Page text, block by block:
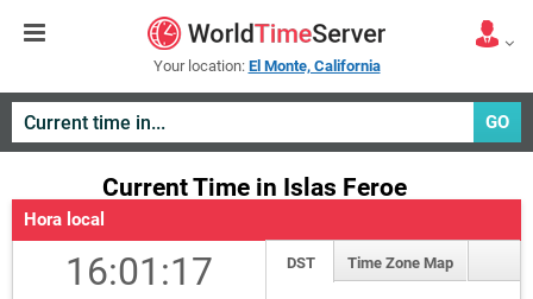
Your location: El Monte, California
GO
Current Time in Islas Feroe
Hora local
16:01:17 DST Time Zone Map